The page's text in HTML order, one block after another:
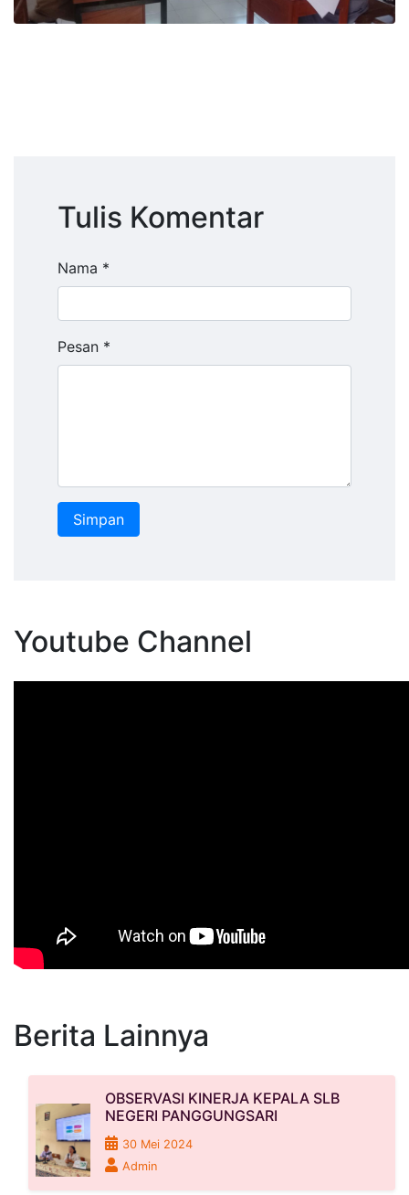
Tulis Komentar
Nama *
Pesan *
Youtube Channel
Berita Lainnya
OBSERVASI KINERJA KEPALA SLB
NEGERI PANGGUNGSARI
30 Mei 2024
Admin